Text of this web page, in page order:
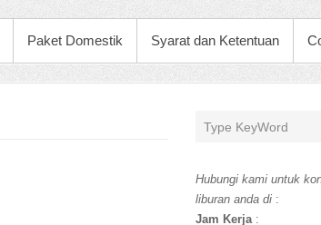
Paket Domestik Syarat dan Ketentuan
Hubungi kami untuk
liburan anda di :
Jam Kerja: